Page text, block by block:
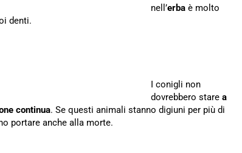
nell’erba è molto
denti.
I conigli non
dovrebbero stare a
continua. Se questi animali stanno digiuni per più di
portare anche alla morte.